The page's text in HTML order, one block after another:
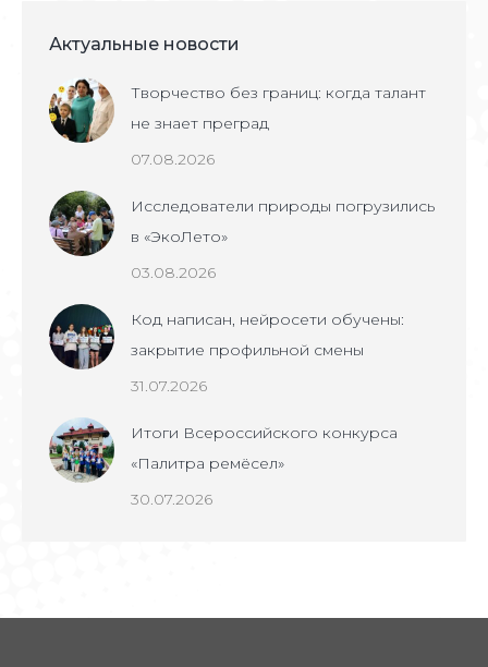
Актуальные новости
Творчество без границ: когда талант
не знает преград
07.08.2026
Исследователи природы погрузились
в «ЭкоЛето»
03.08.2026
Код написан, нейросети обучены:
закрытие профильной смены
31.07.2026
Итоги Всероссийского конкурса
«Палитра ремёсел»
30.07.2026